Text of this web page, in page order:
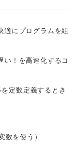
適にプログラムを組
い！を高速化するコ
定数定義するとき
数を使う）